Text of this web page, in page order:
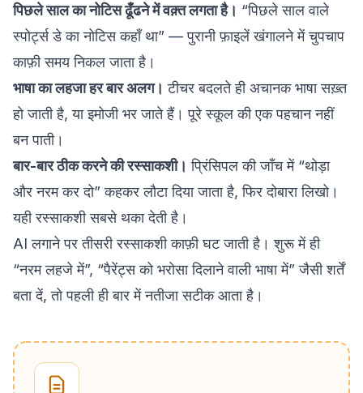
पिछले साल का नोटिस ढूँढने में वक़्त लगता है। “पिछले साल वाले
स्पोर्ट्स डे का नोटिस कहाँ था” — पुरानी फ़ाइलें खंगालने में चुपचाप
काफ़ी समय निकल जाता है।
भाषा का लहजा हर बार अलग। टीचर बदलते ही अचानक भाषा सख़्त
हो जाती है, या इमोजी भर जाते हैं। पूरे स्कूल की एक पहचान नहीं
बन पाती।
बार-बार ठीक करने की रस्साकशी। प्रिंसिपल की जाँच में “थोड़ा
और नरम कर दो” कहकर लौटा दिया जाता है, फिर दोबारा लिखो।
यही रस्साकशी सबसे थका देती है।
AI लगाने पर तीसरी रस्साकशी काफ़ी घट जाती है। शुरू में ही
“नरम लहजे में”, “पैरेंट्स को भरोसा दिलाने वाली भाषा में” जैसी शर्तें
बता दें, तो पहली ही बार में नतीजा सटीक आता है।